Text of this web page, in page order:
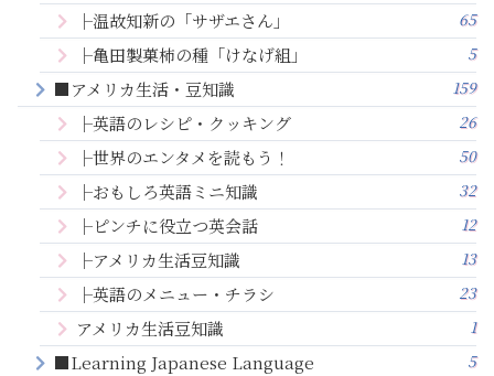
├温故知新の「サザエさん」 65
├亀田製菓柿の種「けなげ組」 5
■アメリカ生活・豆知識 159
├英語のレシピ・クッキング 26
├世界のエンタメを読もう！ 50
├おもしろ英語ミニ知識 32
├ピンチに役立つ英会話 12
├アメリカ生活豆知識 13
├英語のメニュー・チラシ 23
アメリカ生活豆知識 1
■Learning Japanese Language 5